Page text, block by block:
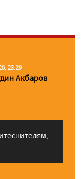
23:29
Акбаров